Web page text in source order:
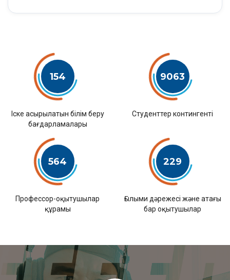
154
Іске асырылатын білім беру
бағдарламалары
9063
Студенттер контингенті
564
Профессор-оқытушылар
құрамы
229
Ғылыми дәрежесі және атағы
бар оқытушылар